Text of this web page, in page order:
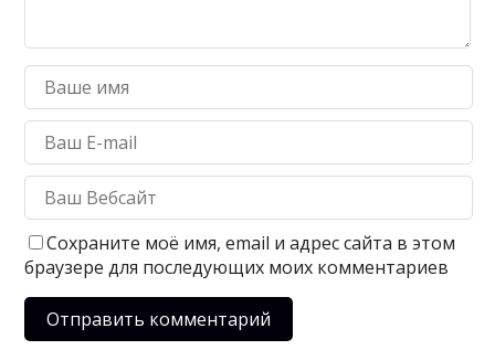
Сохраните моё имя, email и адрес сайта в этом
браузере для последующих моих комментариев